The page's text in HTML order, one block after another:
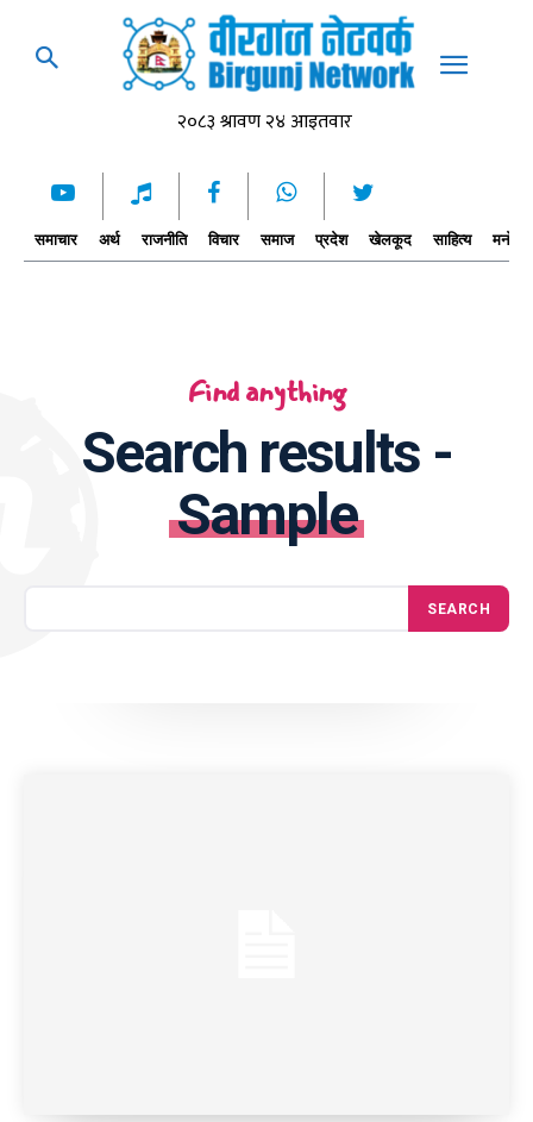
समाचार अर्थ राजनीति विचार समाज प्रदेश खेलकूद साहित्य
Find anything
Search results -
Sample
SEARCH